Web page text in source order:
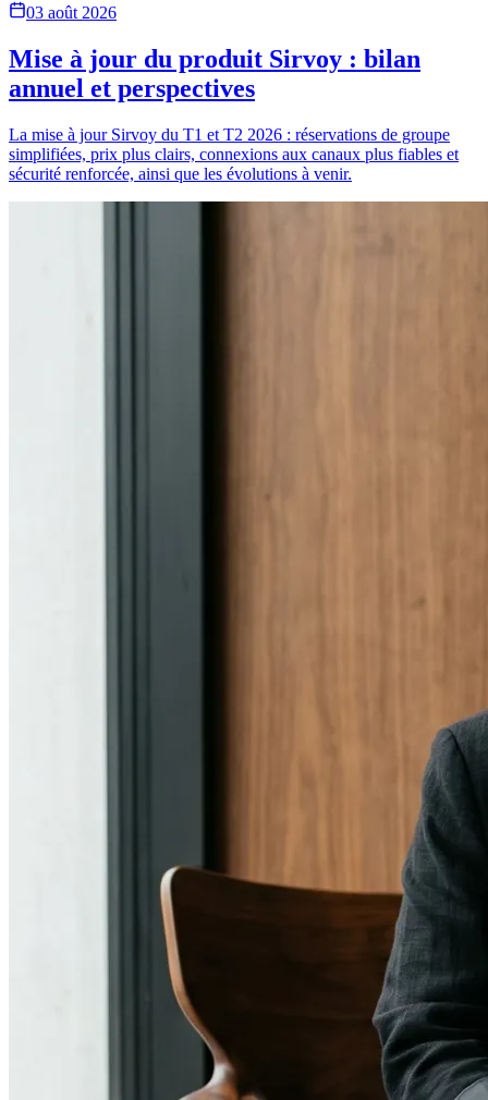
03 août 2026
Mise à jour du produit Sirvoy : bilan
annuel et perspectives
La mise à jour Sirvoy du T1 et T2 2026 : réservations de groupe
simplifiées, prix plus clairs, connexions aux canaux plus fiables et
sécurité renforcée, ainsi que les évolutions à venir.